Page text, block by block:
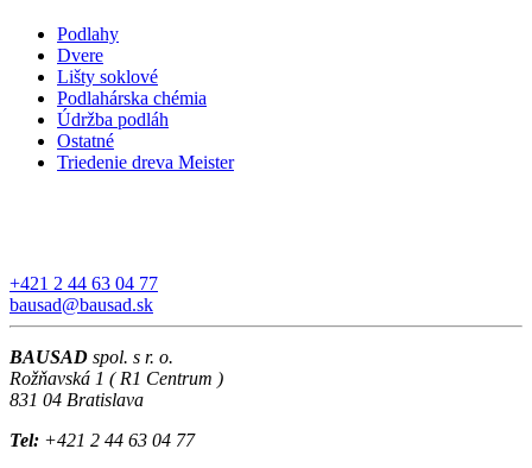
Podlahy
Dvere
Lišty soklové
Podlahárska chémia
Údržba podláh
Ostatné
Triedenie dreva Meister
+421 2 44 63 04 77
bausad@bausad.sk
BAUSAD spol. s r. o.
Rožňavská 1 ( R1 Centrum )
831 04 Bratislava
Tel: +421 2 44 63 04 77